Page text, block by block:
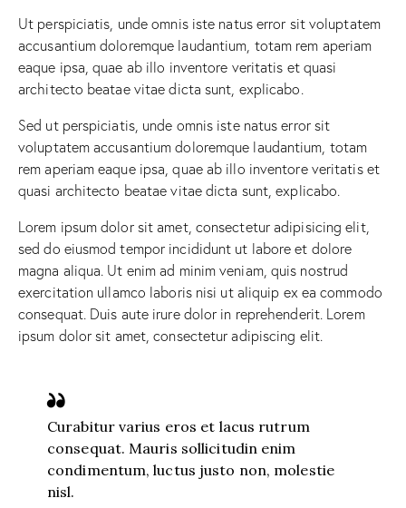
Ut perspiciatis, unde omnis iste natus error sit voluptatem
accusantium doloremque laudantium, totam rem aperiam
eaque ipsa, quae ab illo inventore veritatis et quasi
architecto beatae vitae dicta sunt, explicabo.
Sed ut perspiciatis, unde omnis iste natus error sit
voluptatem accusantium doloremque laudantium, totam
rem aperiam eaque ipsa, quae ab illo inventore veritatis et
quasi architecto beatae vitae dicta sunt, explicabo.
Lorem ipsum dolor sit amet, consectetur adipisicing elit,
sed do eiusmod tempor incididunt ut labore et dolore
magna aliqua. Ut enim ad minim veniam, quis nostrud
exercitation ullamco laboris nisi ut aliquip ex ea commodo
consequat. Duis aute irure dolor in reprehenderit. Lorem
ipsum dolor sit amet, consectetur adipiscing elit.
Curabitur varius eros et lacus rutrum
consequat. Mauris sollicitudin enim
condimentum, luctus justo non, molestie
nisl.